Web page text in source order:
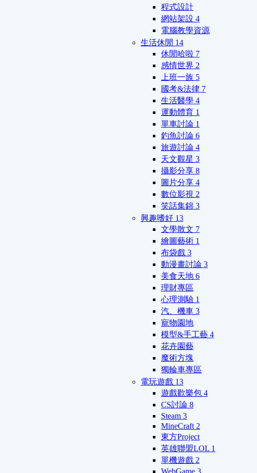
程式設計
網站架設 4
電腦教學資源
生活休閒 14
休閒哈啦 7
感情世界 2
上班一族 5
國考&法律 7
生活醫學 4
運動體育 1
單車討論 1
釣魚討論 6
旅遊討論 4
天文觀星 3
攝影分享 8
圖片分享 4
數位影視 2
笑話集錦 3
興趣嗜好 13
文學散文 7
繪圖藝術 1
布袋戲 3
動漫畫討論 3
美食天地 6
理財專區
心理測驗 1
汽、機車 3
寵物園地
模型&手工藝 4
花卉園藝
魔術方塊
獨輪車專區
電玩遊戲 13
遊戲歡樂包 4
CS討論 8
Steam 3
MineCraft 2
東方Project
英雄聯盟LOL 1
單機遊戲 2
WebGame 3